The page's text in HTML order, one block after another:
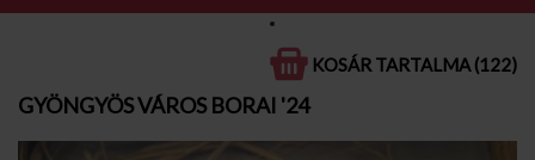
KOSÁR TARTALMA (122)
GYÖNGYÖS VÁROS BORAI '24
GYÖNGYÖS VÁROS BORAI '24